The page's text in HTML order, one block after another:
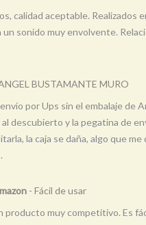
calidad aceptable. Realizados
un sonido muy envolvente.
BUSTAMANTE MURO
por Ups sin el embalaje de
descubierto y la pegatina de
la caja se daña, algo que me
- Fácil de usar
producto muy competitivo. Es